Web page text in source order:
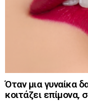
Όταν μια γυναίκα
κοιτάζει επίμονα,